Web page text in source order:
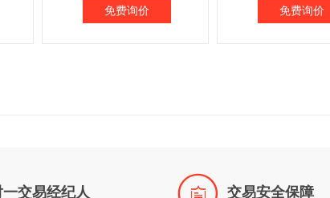
免费询价 免费询价
交易经纪人 交易安全保障